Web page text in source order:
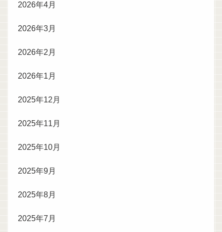
2026年4月
2026年3月
2026年2月
2026年1月
2025年12月
2025年11月
2025年10月
2025年9月
2025年8月
2025年7月